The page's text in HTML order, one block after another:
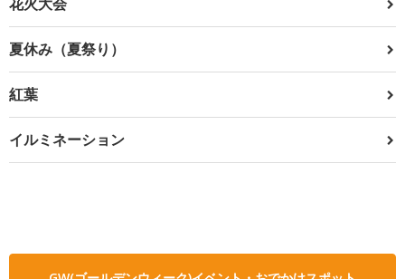
夏休み（夏祭り）
紅葉
イルミネーション